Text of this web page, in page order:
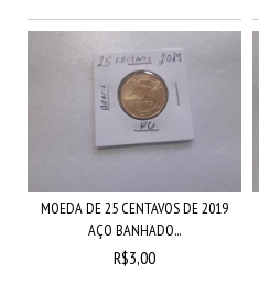
MOEDA DE 25 CENTAVOS DE 2019
AÇO BANHADO...
R$3,00